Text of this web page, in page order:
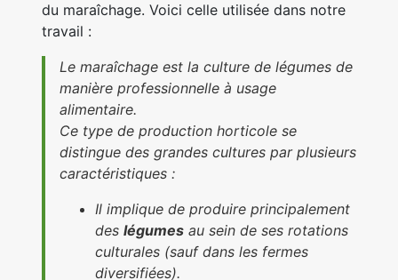
du maraîchage. Voici celle utilisée dans notre
travail :
Le maraîchage est la culture de légumes de
manière professionnelle à usage
alimentaire.
Ce type de production horticole se
distingue des grandes cultures par plusieurs
caractéristiques :
Il implique de produire principalement
des légumes au sein de ses rotations
culturales (sauf dans les fermes
diversifiées).